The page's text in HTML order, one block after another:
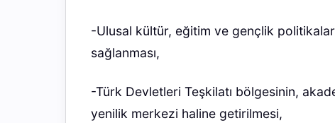
-Ulusal kültür, eğitim ve gençlik
sağlanması,
-Türk Devletleri Teşkilatı bölgesinin,
yenilik merkezi haline getirilmesi,